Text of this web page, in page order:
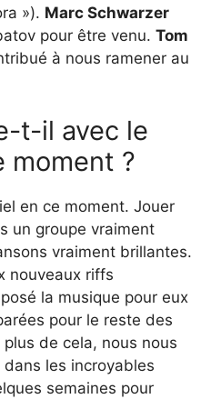
»). Marc Schwarzer
pour être venu. Tom
à nous ramener au
t-il avec le
moment ?
en ce moment. Jouer
un groupe vraiment
vraiment brillantes.
nouveaux riffs
la musique pour eux
pour le reste des
de cela, nous nous
les incroyables
semaines pour